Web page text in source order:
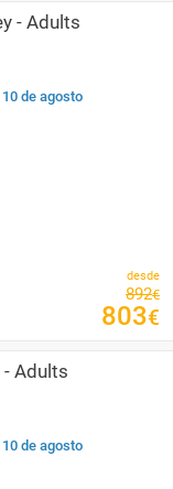
- Adults
de agosto
desde
892€
803€
- Adults
de agosto